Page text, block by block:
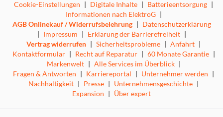
Cookie-Einstellungen | Digitale Inhalte | Batterieentsorgung |
Informationen nach ElektroG |
AGB Onlinekauf / Widerrufsbelehrung | Datenschutzerklärung
| Impressum | Erklärung der Barrierefreiheit |
Vertrag widerrufen | Sicherheitsprobleme | Anfahrt |
Kontaktformular | Recht auf Reparatur | 60 Monate Garantie |
Markenwelt | Alle Services im Überblick |
Fragen & Antworten | Karriereportal | Unternehmer werden |
Nachhaltigkeit | Presse | Unternehmensgeschichte |
Expansion | Über expert